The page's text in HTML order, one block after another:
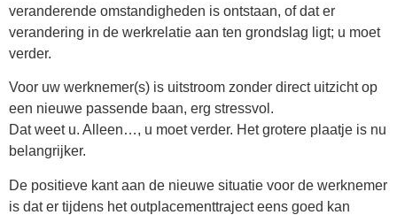
veranderende omstandigheden is ontstaan, of dat er
verandering in de werkrelatie aan ten grondslag ligt; u moet
verder.
Voor uw werknemer(s) is uitstroom zonder direct uitzicht op
een nieuwe passende baan, erg stressvol.
Dat weet u. Alleen…, u moet verder. Het grotere plaatje is nu
belangrijker.
De positieve kant aan de nieuwe situatie voor de werknemer
is dat er tijdens het outplacementtraject eens goed kan